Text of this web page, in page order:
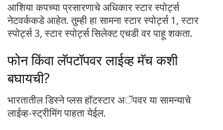
आशिया कपच्या प्रसारणाचे अधिकार स्टार स्पोर्ट्स
नेटवर्ककडे आहेत. तुम्ही हा सामना स्टार स्पोर्ट्स 1, स्टार
स्पोर्ट्स 3, स्टार स्पोर्ट्स सिलेक्ट एचडी वर पाहू शकता.
फोन किंवा लॅपटॉपवर लाईव्ह मॅच कशी
बघायची?
भारतातील डिस्ने प्लस हॉटस्टार अॅपवर या सामन्याचे
लाईव्ह-स्ट्रीमिंग पाहता येईल.